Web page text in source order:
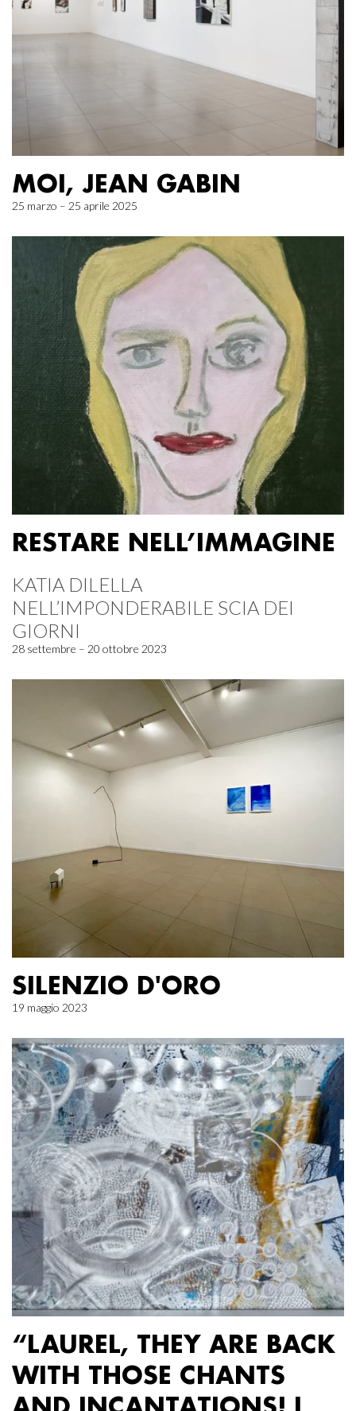
MOI, JEAN GABIN
25 marzo – 25 aprile 2025
RESTARE NELL’IMMAGINE
KATIA DILELLA
NELL’IMPONDERABILE SCIA DEI
GIORNI
28 settembre – 20 ottobre 2023
SILENZIO D'ORO
19 maggio 2023
“LAUREL, THEY ARE BACK
WITH THOSE CHANTS